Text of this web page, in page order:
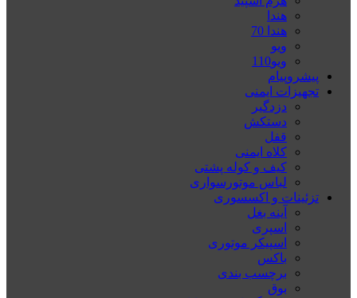
هندا
هندا 70
ویو
ویو110
پیشروپیام
تجهیزات ایمنی
دزدگیر
دستکش
قفل
کلاه ایمنی
کیف و کوله پشتی
لباس موتورسواری
تزئینات و اکسسوری
آینه بغل
اسپری
اسپیکر موتوری
باکس
برچسب بندی
بوق